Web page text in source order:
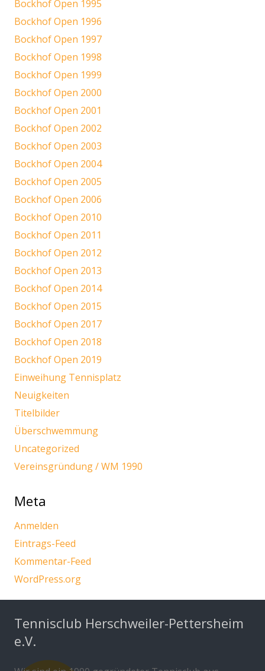
Bockhof Open 1995
Bockhof Open 1996
Bockhof Open 1997
Bockhof Open 1998
Bockhof Open 1999
Bockhof Open 2000
Bockhof Open 2001
Bockhof Open 2002
Bockhof Open 2003
Bockhof Open 2004
Bockhof Open 2005
Bockhof Open 2006
Bockhof Open 2010
Bockhof Open 2011
Bockhof Open 2012
Bockhof Open 2013
Bockhof Open 2014
Bockhof Open 2015
Bockhof Open 2017
Bockhof Open 2018
Bockhof Open 2019
Einweihung Tennisplatz
Neuigkeiten
Titelbilder
Überschwemmung
Uncategorized
Vereinsgründung / WM 1990
Meta
Anmelden
Eintrags-Feed
Kommentar-Feed
WordPress.org
Tennisclub Herschweiler-Pettersheim
e.V.